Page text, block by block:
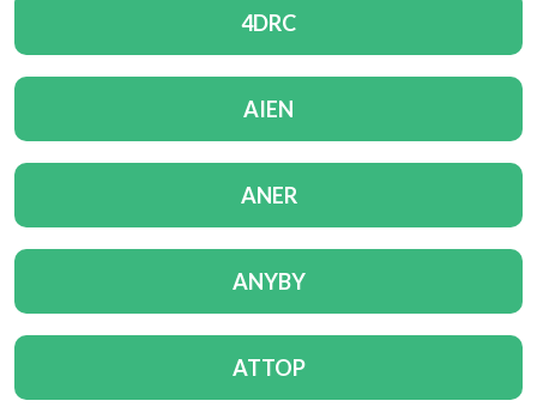
4DRC
AIEN
ANER
ANYBY
ATTOP